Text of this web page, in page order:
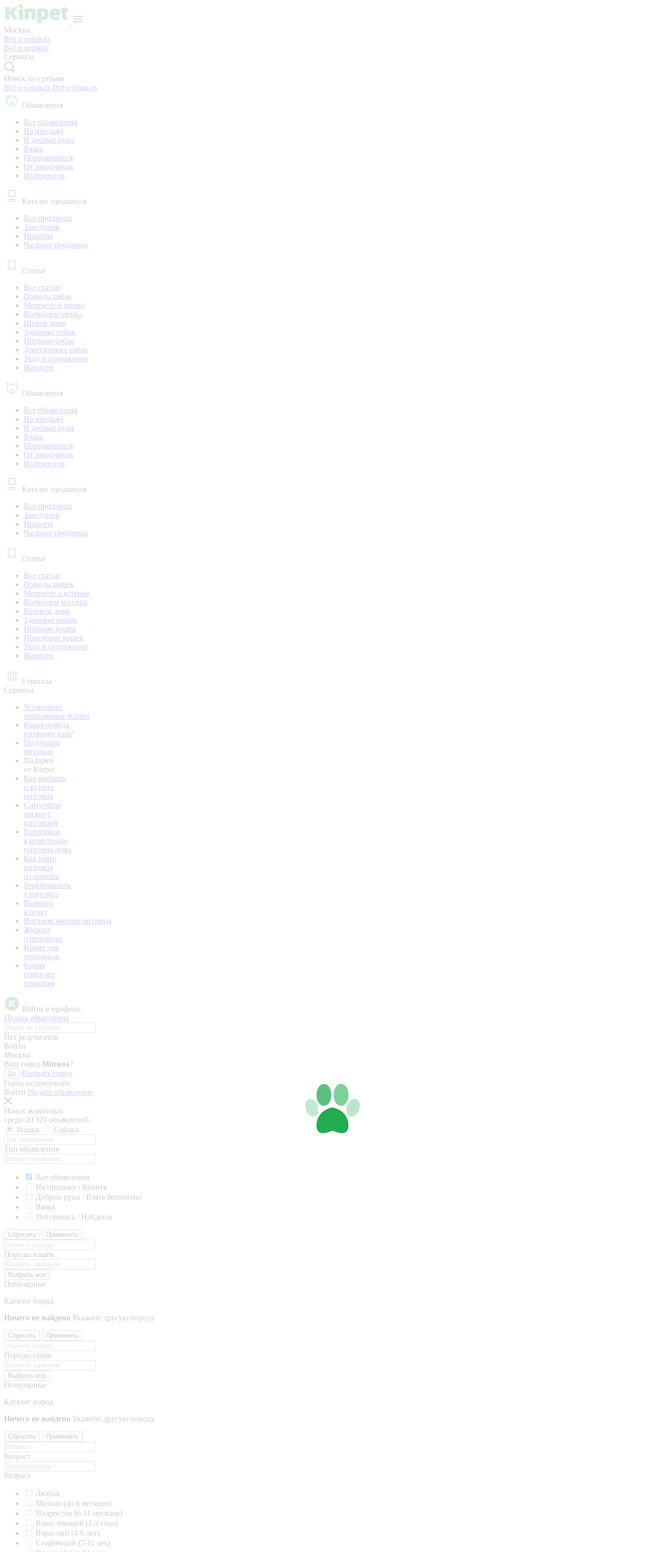
Москва
Всё о собаках
Всё о кошках
Сервисы
Поиск по статьям
Всё о собаках Всё о кошках
Объявления
Все объявления
На продажу
В добрые руки
Вязка
Потерявшиеся
От заводчиков
Из приютов
Каталог продавцов
Все продавцы
Заводчики
Приюты
Частные продавцы
Статьи
Все статьи
Породы собак
Мечтаете о щенке
Выбираем щенка
Щенок дома
Здоровье собак
Питание собак
Дрессировка собак
Уход и содержание
Новости
Объявления
Все объявления
На продажу
В добрые руки
Вязка
Потерявшиеся
От заводчиков
Из приютов
Каталог продавцов
Все продавцы
Заводчики
Приюты
Частные продавцы
Статьи
Все статьи
Породы кошек
Мечтаете о котенке
Выбираем котенка
Котенок дома
Здоровье кошек
Питание кошек
Поведение кошек
Уход и содержание
Новости
Сервисы
Сервисы
Установите
приложение Kinpet
Какая порода
подходит вам?
Подобрать
питомца
Подарки
от Kinpet
Как выбрать
и купить
питомца
Симулятор
жизни с
питомцем
Готовимся
к появлению
питомца дома
Как взять
питомца
из приюта
Беременность
у питомца
Выбрать
кличку
Изучаем эмоции питомца
Журнал
о питомцах
Kinpet для
продавцов
Kinpet
помогает
приютам
Войти в профиль
Подать объявление
Нет результатов
Войти
Москва
Ваш город Москва?
Да
Выбрать город
Город подтверждён
Войти Подать объявление
Поиск животных
среди 20 329 объявлений
Кошки
Собаки
Тип объявления
Все объявления
На продажу / Купить
Добрые руки / Взять бесплатно
Вязка
Потерялись / Найдены
Сбросить Применить
Породы кошек
Выбрать все
Популярные
Каталог пород
Ничего не найдено Укажите другую породу
Сбросить Применить
Породы собак
Выбрать все
Популярные
Каталог пород
Ничего не найдено Укажите другую породу
Сбросить Применить
Возраст
Возраст
Любой
Малыш (до 6 месяцев)
Подросток (6-11 месяцев)
Взрослеющий (1-3 года)
Взрослый (4-6 лет)
Стареющий (7-11 лет)